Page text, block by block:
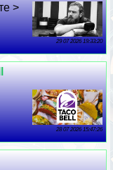
>
29 07 2026 19:33:20
28 07 2026 15:47:26